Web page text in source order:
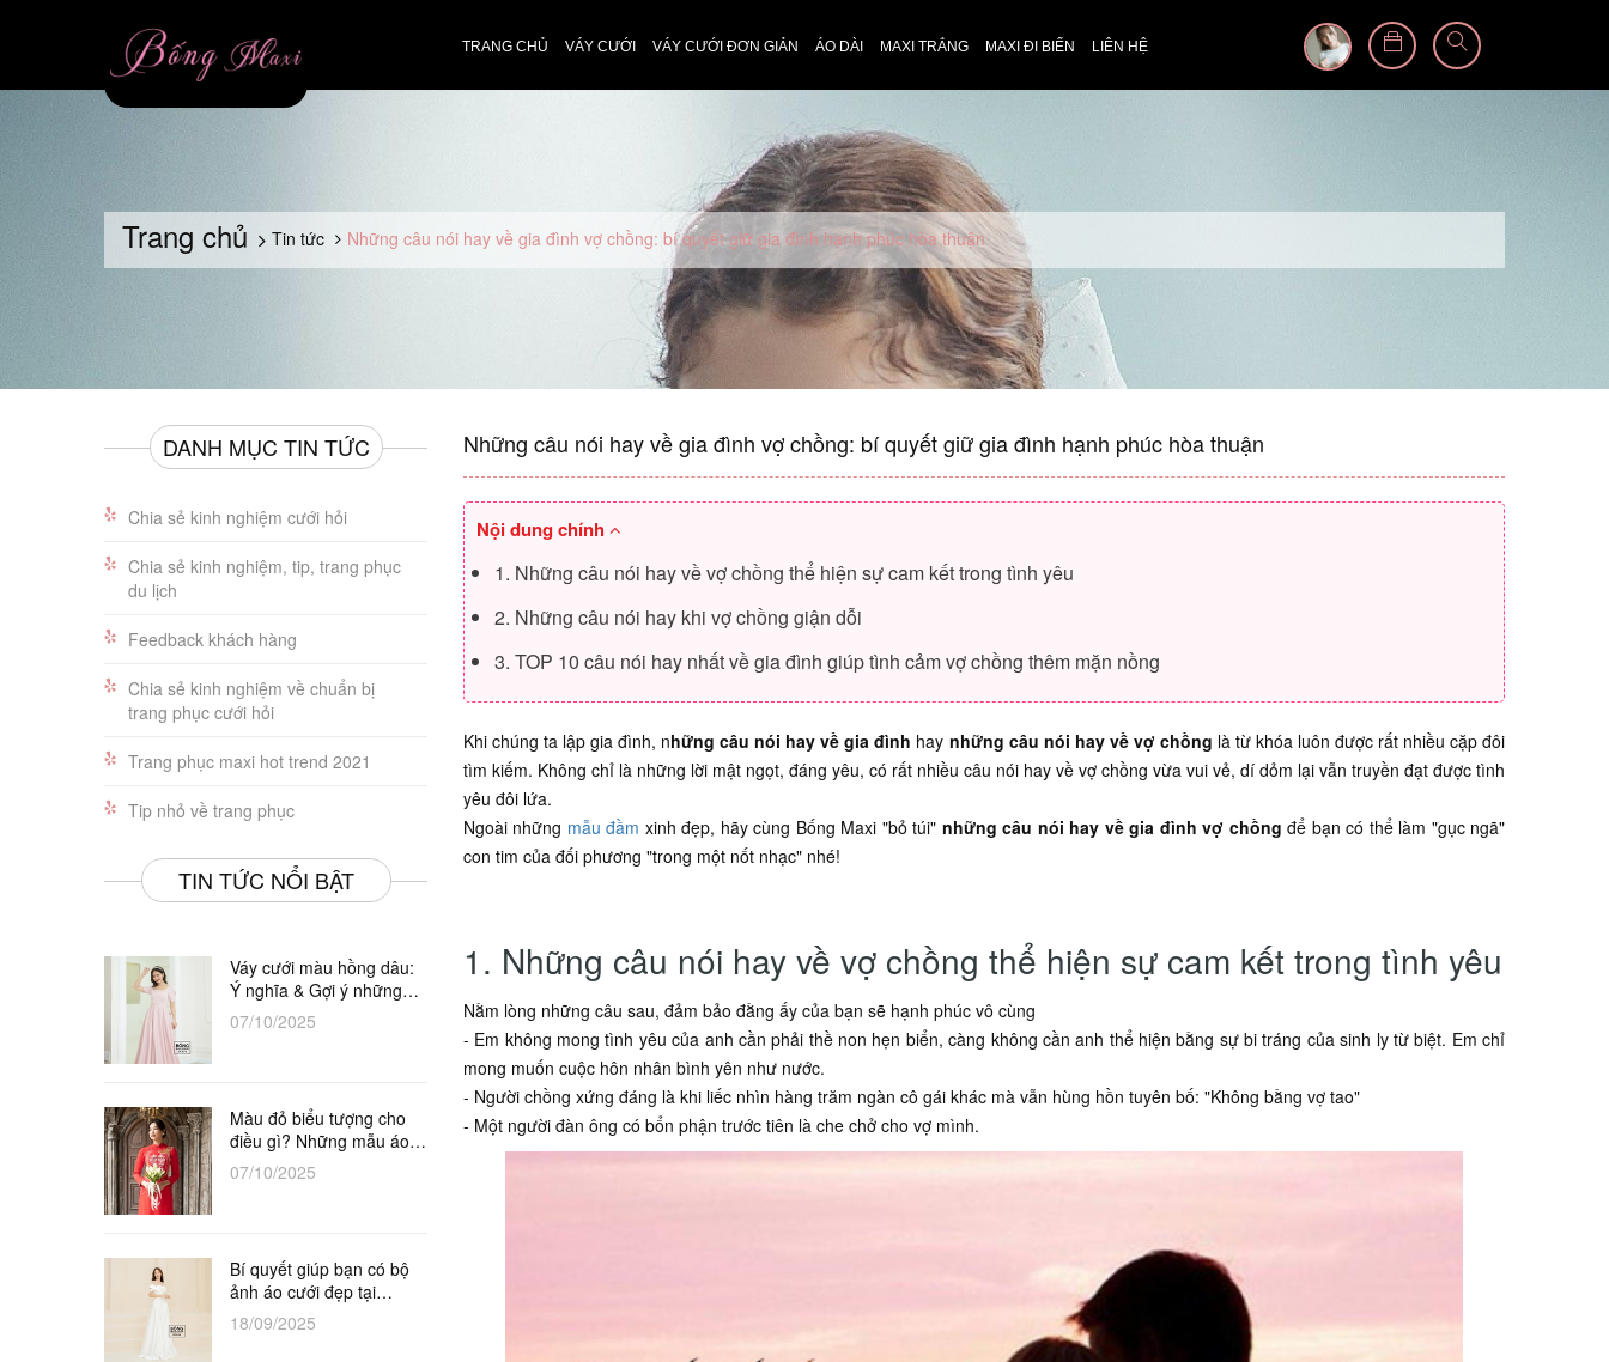
TRANG CHỦ VÁY CƯỚI VÁY CƯỚI ĐƠN GIẢN ÁO DÀI MAXI TRẮNG MAXI ĐI BIỂN LIÊN HỆ
Trang chủ Tin tức Những câu nói hay về gia đình vợ chồng: bí quyết giữ gia đình hạnh phúc hòa thuận
Những câu nói hay về gia đình vợ chồng: bí quyết giữ gia đình hạnh phúc hòa thuận
Nội dung chính
1. Những câu nói hay về vợ chồng thể hiện sự cam kết trong tình yêu
2. Những câu nói hay khi vợ chồng giận dỗi
3. TOP 10 câu nói hay nhất về gia đình giúp tình cảm vợ chồng thêm mặn nồng
Khi chúng ta lập gia đình, những câu nói hay về gia đình hay những câu nói hay về vợ chồng là từ khóa luôn được rất nhiều cặp đôi
tìm kiếm. Không chỉ là những lời mật ngọt, đáng yêu, có rất nhiều câu nói hay về vợ chồng vừa vui vẻ, dí dỏm lại vẫn truyền đạt được tình
yêu đôi lứa.
Ngoài những mẫu đầm xinh đẹp, hãy cùng Bống Maxi "bỏ túi" những câu nói hay về gia đình vợ chồng để bạn có thể làm "gục ngã"
con tim của đối phương "trong một nốt nhạc" nhé!
1. Những câu nói hay về vợ chồng thể hiện sự cam kết trong tình yêu
Nằm lòng những câu sau, đảm bảo đằng ấy của bạn sẽ hạnh phúc vô cùng
- Em không mong tình yêu của anh cần phải thề non hẹn biển, càng không cần anh thể hiện bằng sự bi tráng của sinh ly từ biệt. Em chỉ
mong muốn cuộc hôn nhân bình yên như nước.
- Người chồng xứng đáng là khi liếc nhìn hàng trăm ngàn cô gái khác mà vẫn hùng hồn tuyên bố: "Không bằng vợ tao"
- Một người đàn ông có bổn phận trước tiên là che chở cho vợ mình.
DANH MỤC TIN TỨC
Chia sẻ kinh nghiệm cưới hỏi
Chia sẻ kinh nghiệm, tip, trang phục
du lịch
Feedback khách hàng
Chia sẻ kinh nghiệm về chuẩn bị
trang phục cưới hỏi
Trang phục maxi hot trend 2021
Tip nhỏ về trang phục
TIN TỨC NỔI BẬT
Váy cưới màu hồng dâu:
Ý nghĩa & Gợi ý những
thiết kế đẹp nhất
07/10/2025
Màu đỏ biểu tượng cho
điều gì? Những mẫu áo
dài đỏ cô dâu tuyệt đẹp
07/10/2025
Bí quyết giúp bạn có bộ
ảnh áo cưới đẹp tại
Studio
18/09/2025